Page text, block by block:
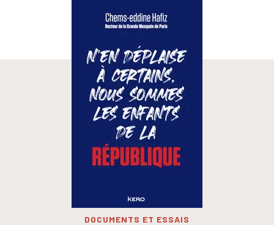
DOCUMENTS ET ESSAIS